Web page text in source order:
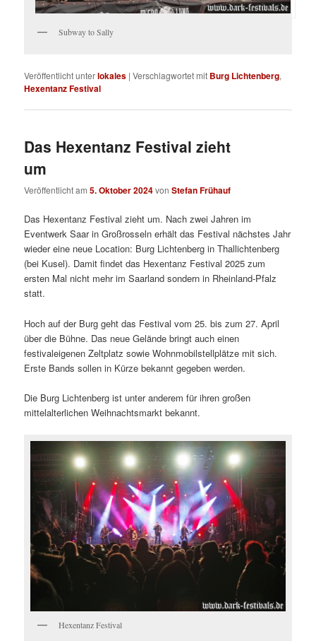
Subway to Sally
Veröffentlicht unterlokales |Verschlagwortet mit Burg Lichtenberg,
Hexentanz Festival
Das Hexentanz Festival zieht
um
Veröffentlicht am5. Oktober 2024vonStefan Frühauf
Das Hexentanz Festival zieht um. Nach zwei Jahren im
Eventwerk Saar in Großrosseln erhält das Festival nächstes Jahr
wieder eine neue Location: Burg Lichtenberg in Thallichtenberg
(bei Kusel). Damit findet das Hexentanz Festival 2025 zum
ersten Mal nicht mehr im Saarland sondern in Rheinland-Pfalz
statt.
Hoch auf der Burg geht das Festival vom 25. bis zum 27. April
über die Bühne. Das neue Gelände bringt auch einen
festivaleigenen Zeltplatz sowie Wohnmobilstellplätze mit sich.
Erste Bands sollen in Kürze bekannt gegeben werden.
Die Burg Lichtenberg ist unter anderem für ihren großen
mittelalterlichen Weihnachtsmarkt bekannt.
Hexentanz Festival